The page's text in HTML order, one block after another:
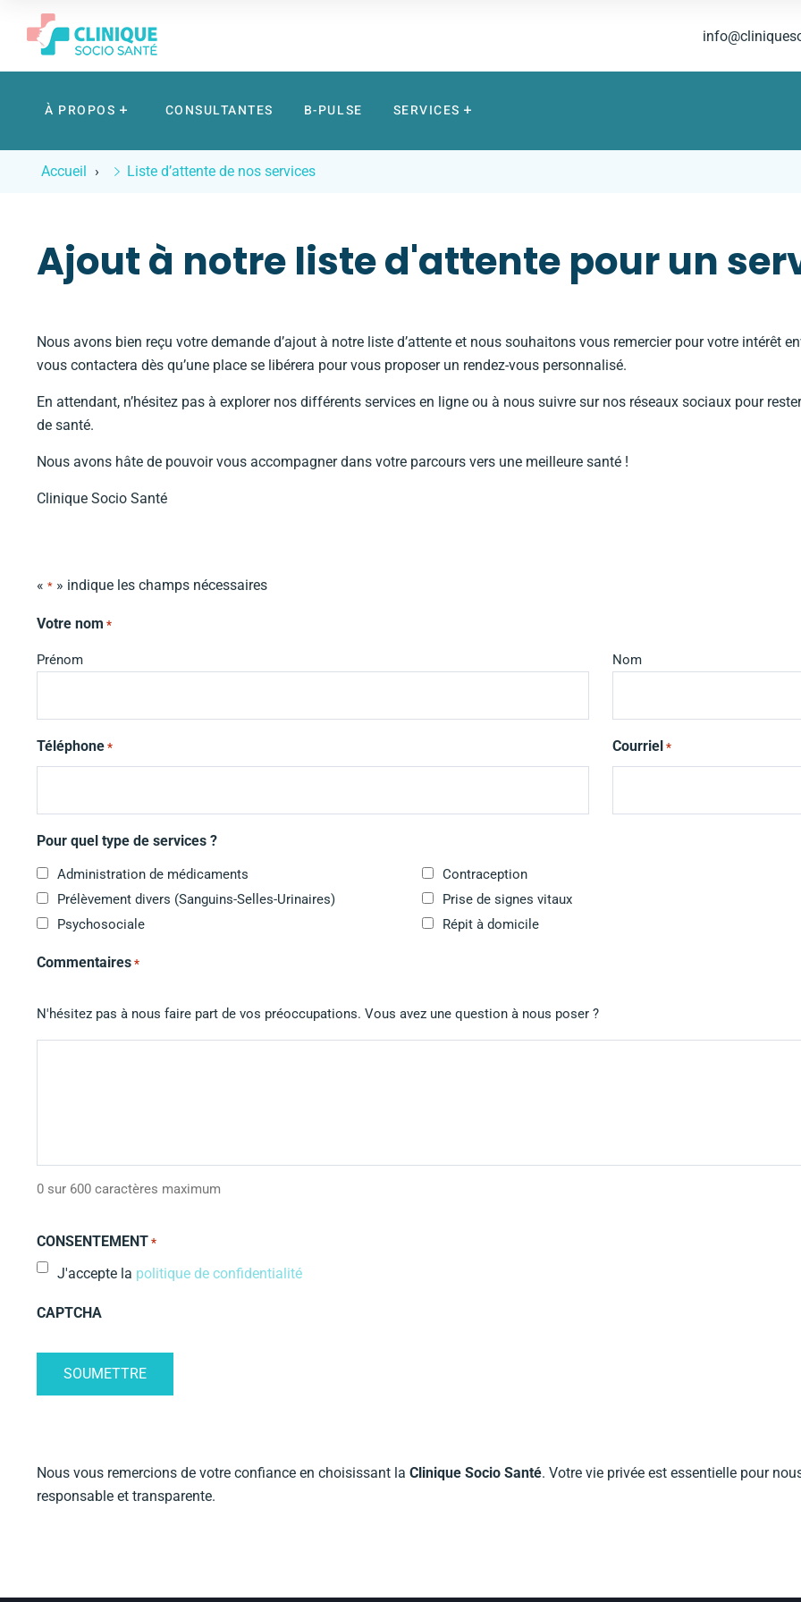
À PROPOS CONSULTANTES B-PULSE SERVICES
Accueil Liste d’attente de nos services
Ajout à notre liste d'attente pour un
Nous avons bien reçu votre demande d’ajout à notre liste d’attente et nous souhaitons vous remercier pour votre intérêt
vous contactera dès qu’une place se libérera pour vous proposer un rendez-vous personnalisé.
En attendant, n’hésitez pas à explorer nos différents services en ligne ou à nous suivre sur nos réseaux sociaux pour
de santé.
Nous avons hâte de pouvoir vous accompagner dans votre parcours vers une meilleure santé !
Clinique Socio Santé
« * » indique les champs nécessaires
Votre nom *
Prénom Nom
Téléphone * Courriel *
Pour quel type de services ?
Administration de médicaments Contraception
Prélèvement divers (Sanguins-Selles-Urinaires)
Prise de signes vitaux
Psychosociale
Répit à domicile
Commentaires *
N'hésitez pas à nous faire part de vos préoccupations. Vous avez une question à nous poser ?
0 sur 600 caractères maximum
CONSENTEMENT *
J'accepte la politique de confidentialité
CAPTCHA
Nous vous remercions de votre confiance en choisissant la Clinique Socio Santé. Votre vie privée est essentielle pour
responsable et transparente.